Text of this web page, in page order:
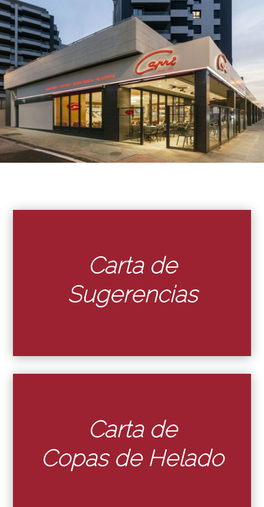
Carta de
Sugerencias
Carta de
Copas de Helado